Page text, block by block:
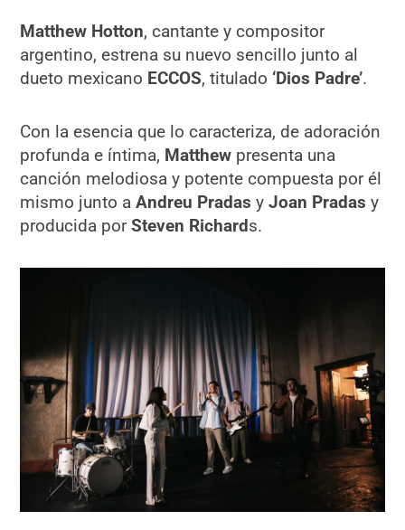
Matthew Hotton, cantante y compositor
argentino, estrena su nuevo sencillo junto al
dueto mexicano ECCOS, titulado ‘Dios Padre’.
Con la esencia que lo caracteriza, de adoración
profunda e íntima, Matthew presenta una
canción melodiosa y potente compuesta por él
mismo junto aAndreu Pradas yJoan Pradas y
producida porSteven Richards.